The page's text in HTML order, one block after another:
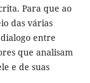
Para que ao
das várias
entre
que analisam
e de suas